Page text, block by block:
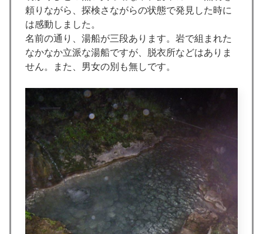
頼りながら、探検さながらの状態で発見した時に
は感動しました。
名前の通り、湯船が三段あります。岩で組まれた
なかなか立派な湯船ですが、脱衣所などはありま
せん。また、男女の別も無しです。